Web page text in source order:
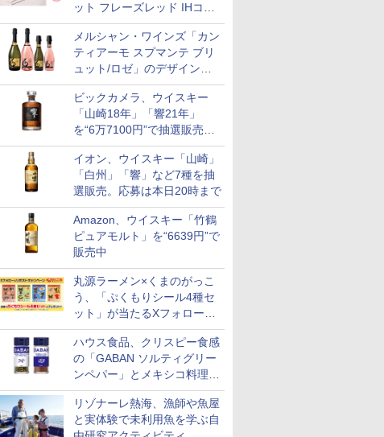
ット フレーズレッド IHココ
ット鍋 24cm」数量限定発売
メルシャン・ワインズ「カン
ティアーモ スプマンテ ブリ
ュット/ロゼ」のデザインを
リニューアル。ハーフボトル
も登場
ビックカメラ、ウイスキー
「山崎18年」「響21年」
を“6万7100円”で抽選販売。
店頭で9日まで受付
イオン、ウイスキー「山崎」
「白州」「響」など7種を抽
選販売。応募は本日20時まで
Amazon、ウイスキー「竹鶴
ピュアモルト」を“6639円”で
販売中
丸源ラーメン×くまのがっこ
う、「ぷくもりシール4種セ
ット」が当たるXフォロー＆
リポストキャンペーン実施
ハウス食品、クリスピー食感
の「GABAN ソルティグリー
ンペパー」とメキシコ料理に
合う「GABAN チポトレペパ
ー」発売
リゾナーレ熱海、漁師や魚屋
と実体験で未利用魚を学ぶ自